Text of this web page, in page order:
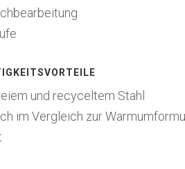
und recyceltem Stahl
im Vergleich zur